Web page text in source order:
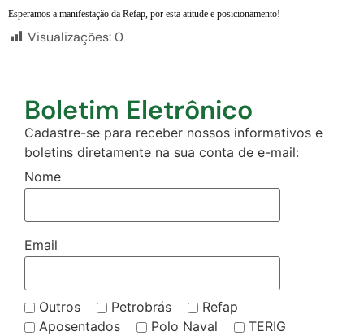
Esperamos a manifestação da Refap, por esta atitude e posicionamento!
Visualizações:0
Boletim Eletrônico
Cadastre-se para receber nossos informativos e
boletins diretamente na sua conta de e-mail:
Nome
Email
Outros Petrobrás
Refap
Aposentados
Polo Naval
TERIG